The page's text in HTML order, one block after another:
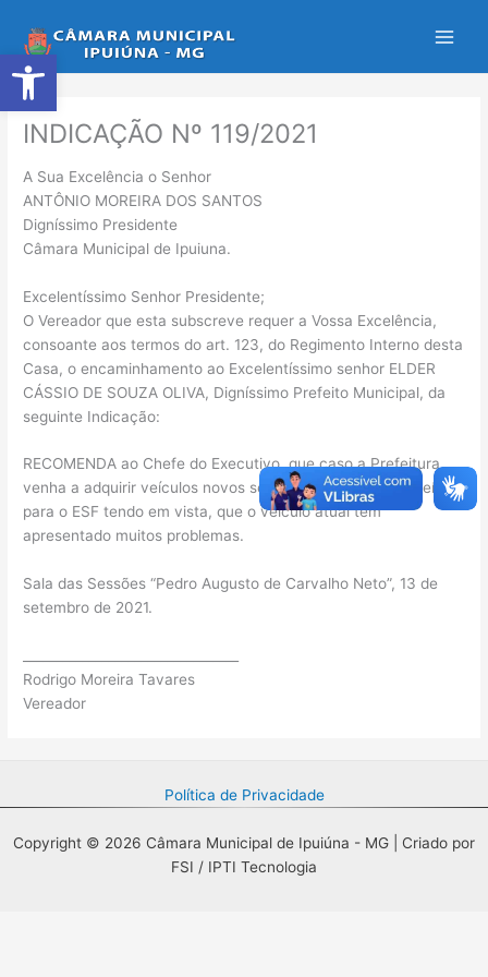
Abrir a barra de ferramentas
para
o
conteúdo
INDICAÇÃO Nº 119/2021
A Sua Excelência o Senhor
ANTÔNIO MOREIRA DOS SANTOS
Digníssimo Presidente
Câmara Municipal de Ipuiuna.
Excelentíssimo Senhor Presidente;
O Vereador que esta subscreve requer a Vossa Excelência,
consoante aos termos do art. 123, do Regimento Interno desta
Casa, o encaminhamento ao Excelentíssimo senhor ELDER
CÁSSIO DE SOUZA OLIVA, Digníssimo Prefeito Municipal, da
seguinte Indicação:
RECOMENDA ao Chefe do Executivo, que caso a Prefeitura
venha a adquirir veículos novos seja disponibilizado um veículo
para o ESF tendo em vista, que o veículo atual tem
apresentado muitos problemas.
Sala das Sessões “Pedro Augusto de Carvalho Neto”, 13 de
setembro de 2021.
Rodrigo Moreira Tavares
Vereador
Política de Privacidade
Copyright © 2026 Câmara Municipal de Ipuiúna - MG | Criado por
FSI / IPTI Tecnologia